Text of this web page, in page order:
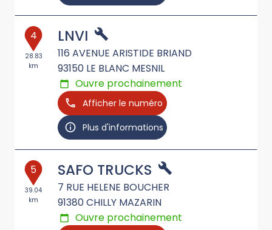
4
28.83
km
LNVI
116 AVENUE ARISTIDE BRIAND
93150 LE BLANC MESNIL
Ouvre prochainement
Afficher le numéro
Plus d'informations
5
39.04
km
SAFO TRUCKS
7 RUE HELENE BOUCHER
91380CHILLY MAZARIN
Ouvre prochainement